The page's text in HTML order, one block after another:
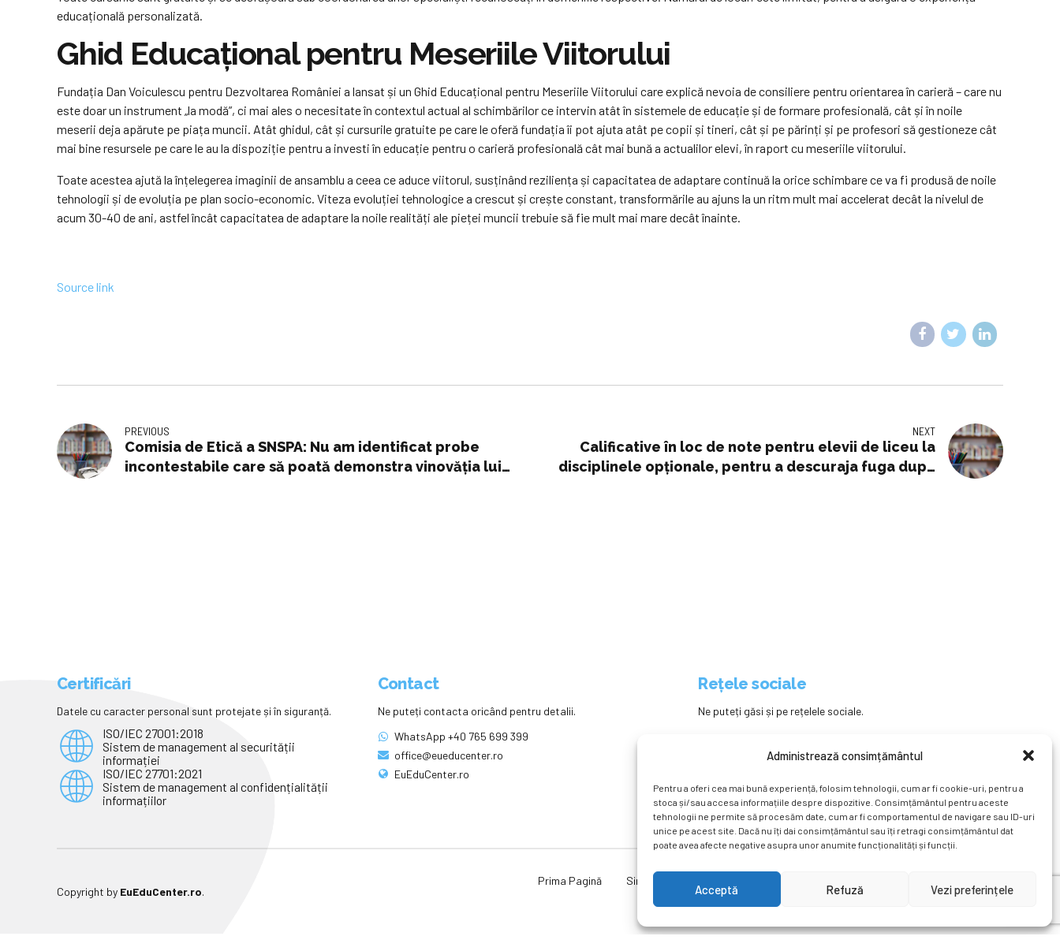
Administrează consimțământul
Pentru a oferi cea mai bună experiență, folosim tehnologii, cum ar fi cookie-uri, pentru a
stoca și/sau accesa informațiile despre dispozitive. Consimțământul pentru aceste
tehnologii ne permite să procesăm date, cum ar fi comportamentul de navigare sau ID-uri
unice pe acest site. Dacă nu îți dai consimțământul sau îți retragi consimțământul dat
poate avea afecte negative asupra unor anumite funcționalități și funcții.
Acceptă Refuză Vezi preferințele
educațională personalizată.
Ghid Educațional pentru Meseriile Viitorului
Fundația Dan Voiculescu pentru Dezvoltarea României a lansat și un Ghid Educațional pentru Meseriile Viitorului care explică nevoia de consiliere pentru orientarea în carieră – care nu
este doar un instrument „la modă”, ci mai ales o necesitate în contextul actual al schimbărilor ce intervin atât în sistemele de educație și de formare profesională, cât și în noile
meserii deja apărute pe piața muncii. Atât ghidul, cât și cursurile gratuite pe care le oferă fundația îi pot ajuta atât pe copii și tineri, cât și pe părinți și pe profesori să gestioneze cât
mai bine resursele pe care le au la dispoziție pentru a investi în educație pentru o carieră profesională cât mai bună a actualilor elevi, în raport cu meseriile viitorului.
Toate acestea ajută la înțelegerea imaginii de ansamblu a ceea ce aduce viitorul, susținând reziliența și capacitatea de adaptare continuă la orice schimbare ce va fi produsă de noile
tehnologii și de evoluția pe plan socio-economic. Viteza evoluției tehnologice a crescut și crește constant, transformările au ajuns la un ritm mult mai accelerat decât la nivelul de
acum 30-40 de ani, astfel încât capacitatea de adaptare la noile realități ale pieței muncii trebuie să fie mult mai mare decât înainte.
Source link
PREVIOUS
Comisia de Etică a SNSPA: Nu am identificat probe
incontestabile care să poată demonstra vinovăția lui
NEXT
Calificative în loc de note pentru elevii de liceu la
disciplinele opţionale, pentru a descuraja fuga după
Certificări
Datele cu caracter personal sunt protejate și în siguranță.
ISO/IEC 27001:2018
Sistem de management al securității
informației
ISO/IEC 27701:2021
Sistem de management al confidențialității
informațiilor
Contact
Ne puteți contacta oricând pentru detalii.
WhatsApp +40 765 699 399
office@eueducenter.ro
EuEduCenter.ro
Rețele sociale
Ne puteți găsi și pe rețelele sociale.
Copyright by EuEduCenter.ro.
Prima Pagină Simpozion Internațional